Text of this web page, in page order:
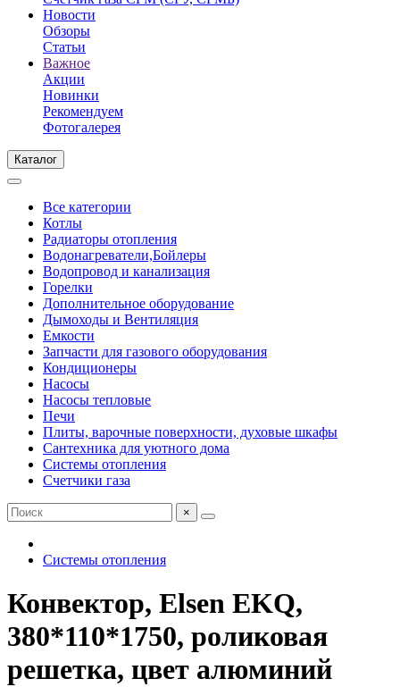
Новости
Обзоры
Статьи
Важное
Акции
Новинки
Рекомендуем
Фотогалерея
Каталог
Все категории
Котлы
Радиаторы отопления
Водонагреватели,Бойлеры
Водопровод и канализация
Горелки
Дополнительное оборудование
Дымоходы и Вентиляция
Емкости
Запчасти для газового оборудования
Кондиционеры
Насосы
Насосы тепловые
Печи
Плиты, варочные поверхности, духовые шкафы
Сантехника для уютного дома
Системы отопления
Счетчики газа
×
Системы отопления
Конвектор, Elsen EKQ,
380*110*1750, роликовая
решетка, цвет алюминий